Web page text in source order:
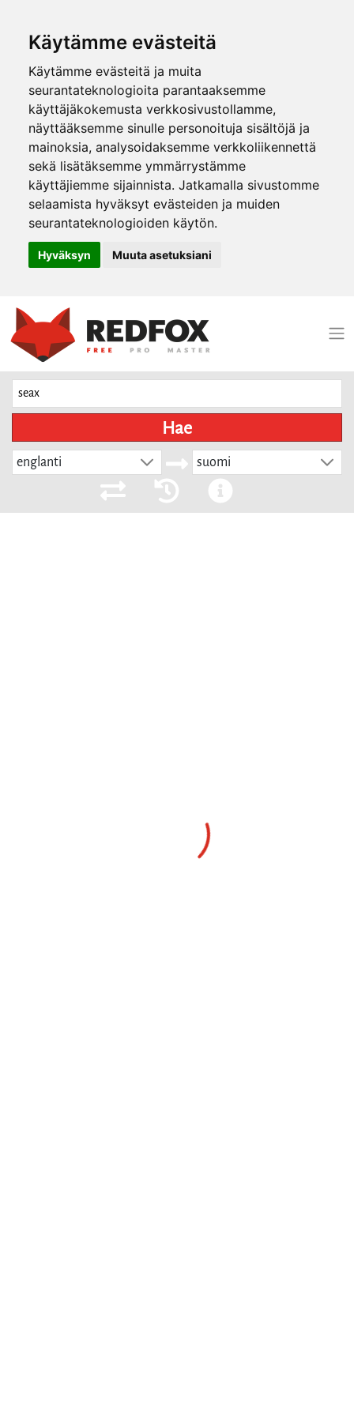
Käytämme evästeitä
Käytämme evästeitä ja muita
seurantateknologioita parantaaksemme
käyttäjäkokemusta verkkosivustollamme,
näyttääksemme sinulle personoituja sisältöjä ja
mainoksia, analysoidaksemme verkkoliikennettä
sekä lisätäksemme ymmärrystämme
käyttäjiemme sijainnista. Jatkamalla sivustomme
selaamista hyväksyt evästeiden ja muiden
seurantateknologioiden käytön.
Hyväksyn Muuta asetuksiani
Hae
englanti suomi